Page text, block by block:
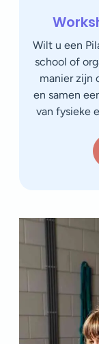
Wilt u een
school of
manier zijn
en samen
van fysieke